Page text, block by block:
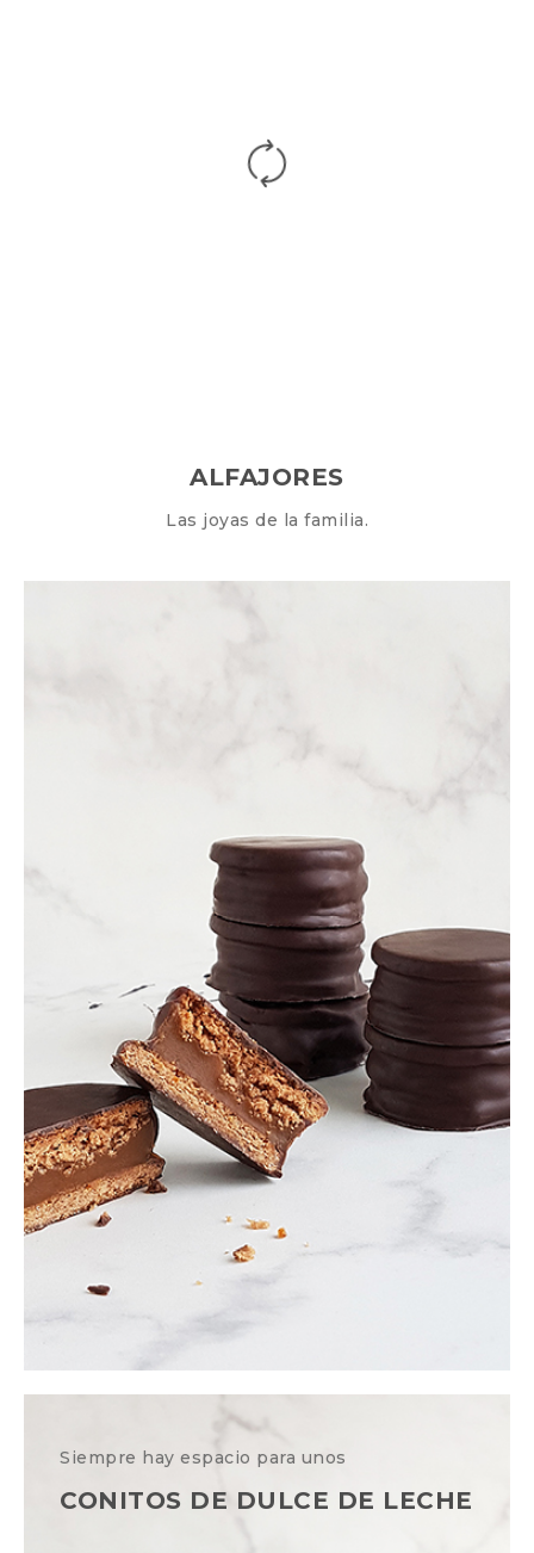
ALFAJORES
Las joyas de la familia.
Siempre hay espacio para unos
CONITOS DE DULCE DE LECHE